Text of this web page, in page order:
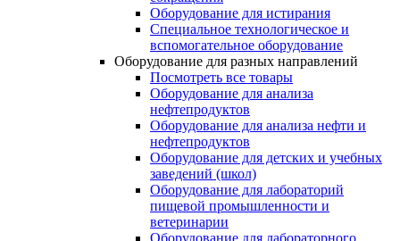
Оборудование для истирания
Специальное технологическое и
вспомогательное оборудование
Оборудование для разных направлений
Посмотреть все товары
Оборудование для анализа
нефтепродуктов
Оборудование для анализа нефти и
нефтепродуктов
Оборудование для детских и учебных
заведений (школ)
Оборудование для лабораторий
пищевой промышленности и
ветеринарии
Оборудование для лабораторного